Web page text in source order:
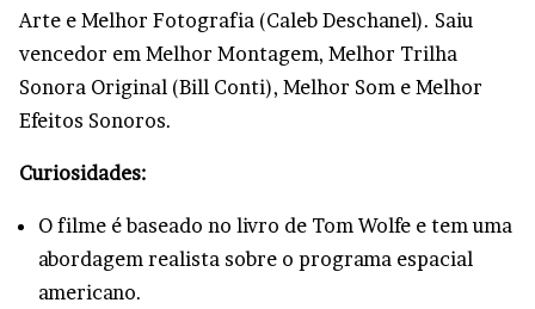
Arte e Melhor Fotografia (Caleb Deschanel). Saiu
vencedor em Melhor Montagem, Melhor Trilha
Sonora Original (Bill Conti), Melhor Som e Melhor
Efeitos Sonoros.
Curiosidades:
O filme é baseado no livro de Tom Wolfe e tem uma
abordagem realista sobre o programa espacial
americano.